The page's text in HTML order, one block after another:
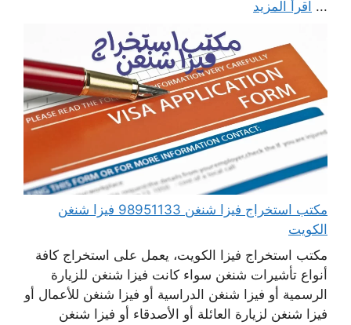
... اقرأ المزيد
مكتب استخراج فيزا شنغن 98951133 فيزا شنغن
الكويت
مكتب استخراج فيزا الكويت، يعمل على استخراج كافة
أنواع تأشيرات شنغن سواء كانت فيزا شنغن للزيارة
الرسمية أو فيزا شنغن الدراسية أو فيزا شنغن للأعمال أو
فيزا شنغن لزيارة العائلة أو الأصدقاء أو فيزا شنغن